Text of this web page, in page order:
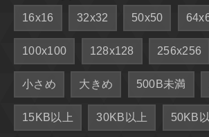
16x16 32x32 50x50
100x100 128x128 256x256
小さめ 大きめ 500B未満
15KB以上 30KB以上 50KB